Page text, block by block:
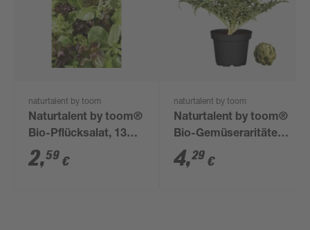
naturtalent by toom
Naturtalent by toom®
Bio-Pflücksalat, 13
cm Topf
2,59 €
naturtalent by toom
Naturtalent by toom®
Bio-Gemüseraritäten
verschiedene Sorten
12 cm Topf
4,29 €